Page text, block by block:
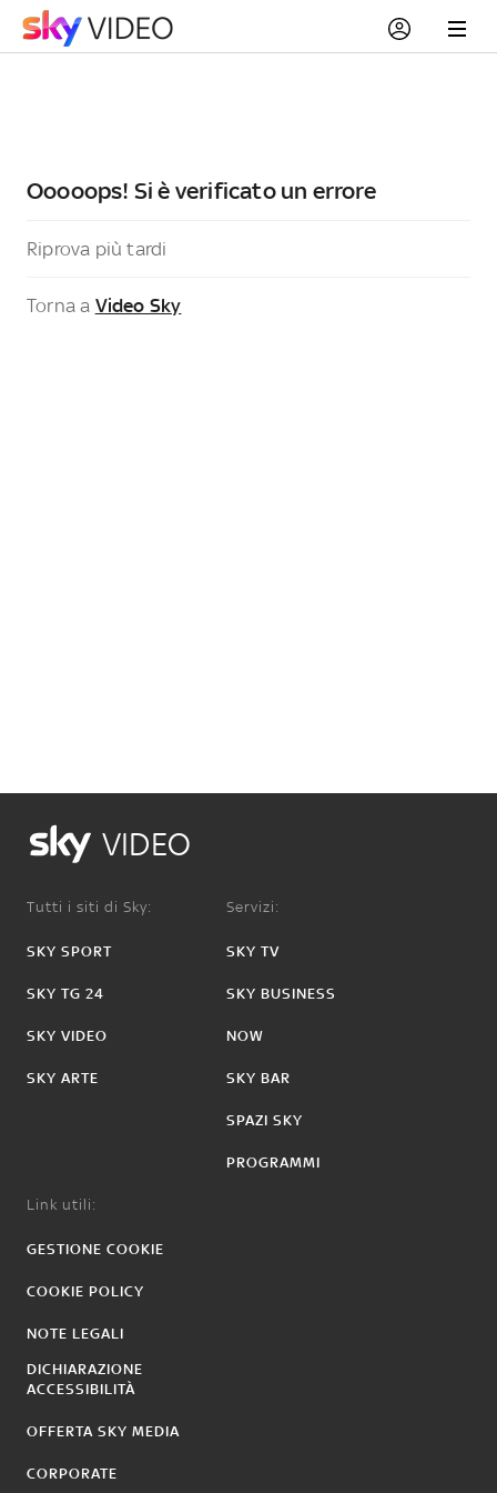
Ooooops! Si è verificato un errore
Riprova più tardi
Torna a Video Sky
VIDEO
Tutti i siti di Sky:
SKY SPORT
SKY TG 24
SKY VIDEO
SKY ARTE
Servizi:
SKY TV
SKY BUSINESS
NOW
SKY BAR
SPAZI SKY
PROGRAMMI
Link utili:
GESTIONE COOKIE
COOKIE POLICY
NOTE LEGALI
DICHIARAZIONE
ACCESSIBILITÀ
OFFERTA SKY MEDIA
CORPORATE